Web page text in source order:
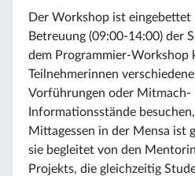
Der Workshop ist eingebettet
Betreuung (09:00-14:00) der
dem Programmier-Workshop
Teilnehmerinnen
Vorführungen oder Mitmach-
Informationsstände
Mittagessen in der Mensa ist
sie begleitet von den
Projekts, die gleichzeitig